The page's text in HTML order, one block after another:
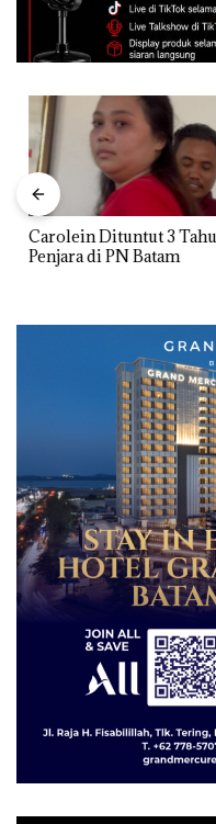
Carolein Dituntut 3 Tahun
Penjara di PN Batam